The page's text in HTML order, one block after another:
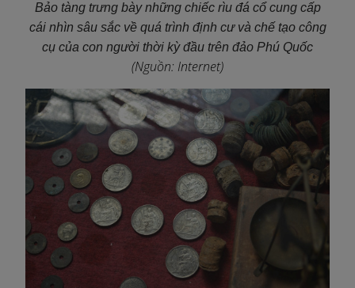
Bảo tàng trưng bày những chiếc rìu đá cổ cung cấp
cái nhìn sâu sắc về quá trình định cư và chế tạo công
cụ của con người thời kỳ đầu trên đảo Phú Quốc
(Nguồn: Internet)